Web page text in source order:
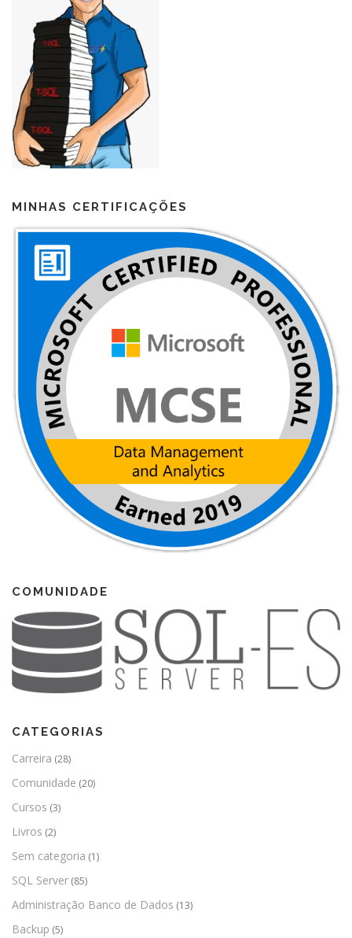
MINHAS CERTIFICAÇÕES
COMUNIDADE
CATEGORIAS
Carreira (28)
Comunidade (20)
Cursos (3)
Livros (2)
Sem categoria (1)
SQL Server (85)
Administração Banco de Dados (13)
Backup (5)